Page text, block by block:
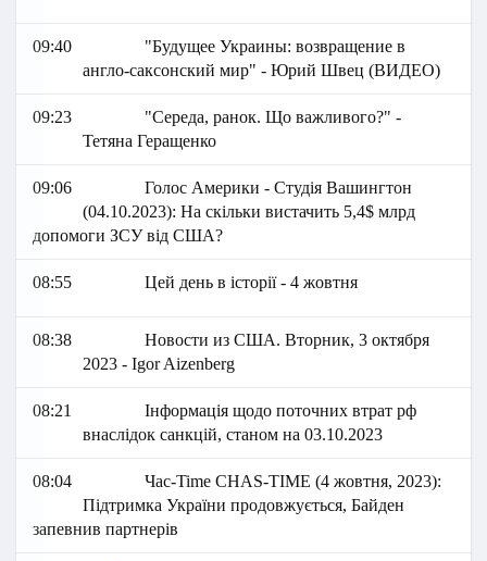
09:40
"Будущее Украины: возвращение в
англо-саксонский мир" - Юрий Швец (ВИДЕО)
09:23
"Середа, ранок. Що важливого?" -
Тетяна Геращенко
09:06
Голос Америки - Студія Вашингтон
(04.10.2023): На скільки вистачить 5,4$ млрд
допомоги ЗСУ від США?
08:55 Цей день в історії - 4 жовтня
08:38
Новости из США. Вторник, 3 октября
2023 - Igor Aizenberg
08:21
Інформація щодо поточних втрат рф
внаслідок санкцій, станом на 03.10.2023
08:04
Час-Time CHAS-TIME (4 жовтня, 2023):
Підтримка України продовжується, Байден
запевнив партнерів